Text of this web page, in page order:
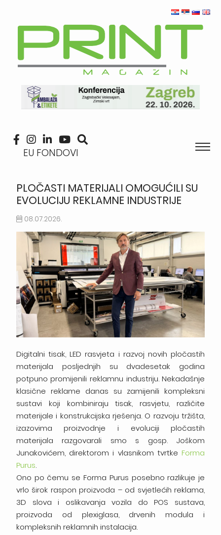
EU FONDOVI
PLOČASTI MATERIJALI OMOGUĆILI SU
EVOLUCIJU REKLAMNE INDUSTRIJE
08.07.2026.
Digitalni tisak, LED rasvjeta i razvoj novih pločastih
materijala posljednjih su dvadesetak godina
potpuno promijenili reklamnu industriju. Nekadašnje
klasične reklame danas su zamijenili kompleksni
sustavi koji kombiniraju tisak, rasvjetu, različite
materijale i konstrukcijska rješenja. O razvoju tržišta,
izazovima proizvodnje i evoluciji pločastih
materijala razgovarali smo s gosp. Joškom
Junakovićem, direktorom i vlasnikom tvrtke Forma
Purus.
Ono po čemu se Forma Purus posebno razlikuje je
vrlo širok raspon proizvoda – od svjetlećih reklama,
3D slova i oslikavanja vozila do POS sustava,
proizvoda od plexiglasa, drvenih modula i
kompleksnih reklamnih instalacija.